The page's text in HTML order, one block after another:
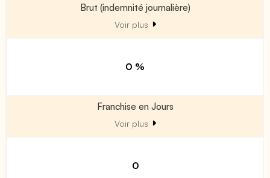
Brut (indemnité journalière)
Voir plus
0 %
Franchise en Jours
Voir plus
0